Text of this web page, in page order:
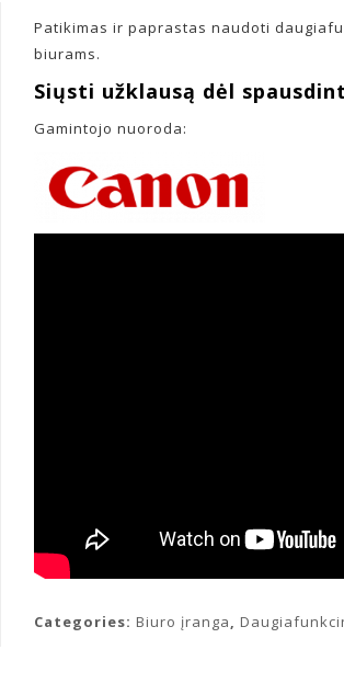
Patikimas ir paprastas naudoti
biurams.
Siųsti užklausą dėl
Gamintojo nuoroda:
Categories: Biuro įranga,